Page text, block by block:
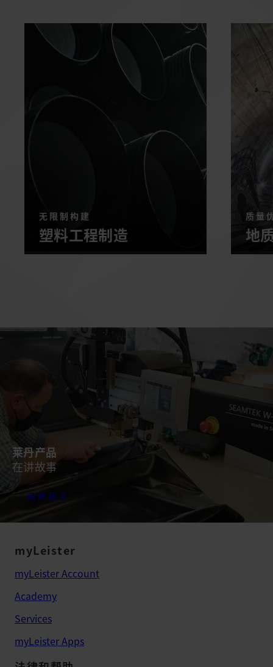
无限制构建
塑料工程制造
质量
地
莱丹产品
在讲故事
阅读故事
myLeister
myLeister Account
Academy
Services
myLeister Apps